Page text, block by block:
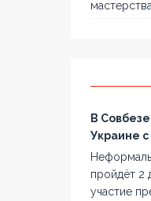
В
Украине
пройдёт 2
участие